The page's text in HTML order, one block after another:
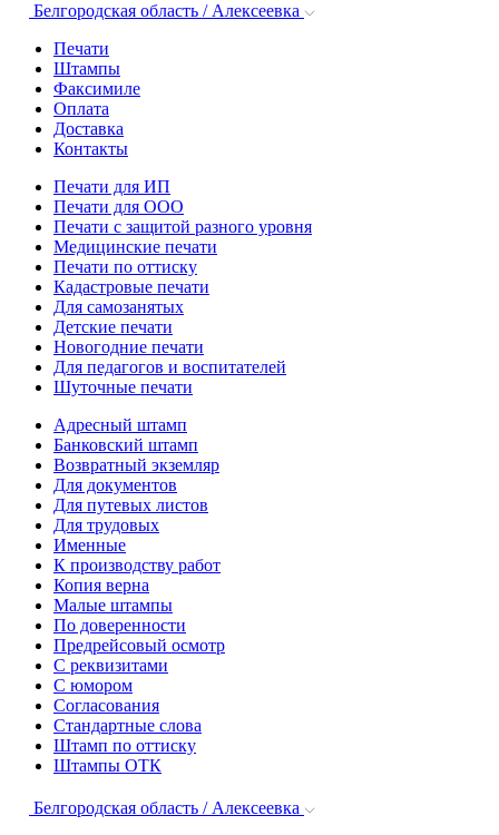
Белгородская область / Алексеевка
Печати
Штампы
Факсимиле
Оплата
Доставка
Контакты
Печати для ИП
Печати для ООО
Печати с защитой разного уровня
Медицинские печати
Печати по оттиску
Кадастровые печати
Для самозанятых
Детские печати
Новогодние печати
Для педагогов и воспитателей
Шуточные печати
Адресный штамп
Банковский штамп
Возвратный экземляр
Для документов
Для путевых листов
Для трудовых
Именные
К производству работ
Копия верна
Малые штампы
По доверенности
Предрейсовый осмотр
С реквизитами
С юмором
Согласования
Стандартные слова
Штамп по оттиску
Штампы ОТК
Белгородская область / Алексеевка